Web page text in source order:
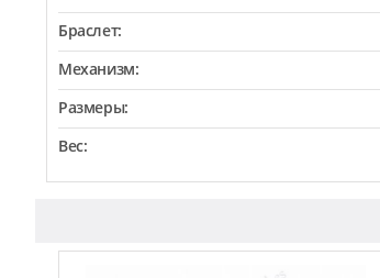
Браслет:
Механизм:
Размеры:
Вес: